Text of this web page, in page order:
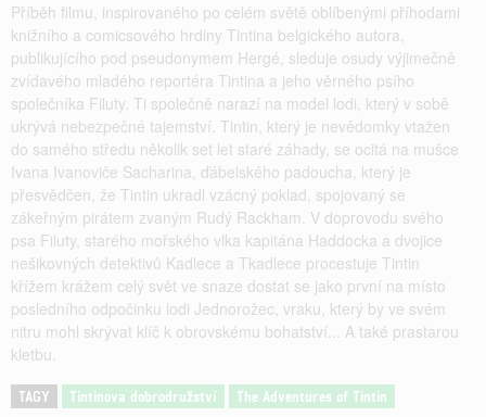
Příběh filmu, inspirovaného po celém světě oblíbenými příhodami
knižního a comicsového hrdiny Tintina belgického autora,
publikujícího pod pseudonymem Hergé, sleduje osudy výjimečně
zvídavého mladého reportéra Tintina a jeho věrného psího
společníka Filuty. Ti společně narazí na model lodi, který v sobě
ukrývá nebezpečné tajemství. Tintin, který je nevědomky vtažen
do samého středu několik set let staré záhady, se ocitá na mušce
Ivana Ivanoviče Sacharina, ďábelského padoucha, který je
přesvědčen, že Tintin ukradl vzácný poklad, spojovaný se
zákeřným pirátem zvaným Rudý Rackham. V doprovodu svého
psa Filuty, starého mořského vlka kapitána Haddocka a dvojice
nešikovných detektivů Kadlece a Tkadlece procestuje Tintin
křížem krážem celý svět ve snaze dostat se jako první na místo
posledního odpočinku lodi Jednorožec, vraku, který by ve svém
nitru mohl skrývat klíč k obrovskému bohatství... A také prastarou
kletbu.
TAGY Tintinova dobrodružství The Adventures of Tintin